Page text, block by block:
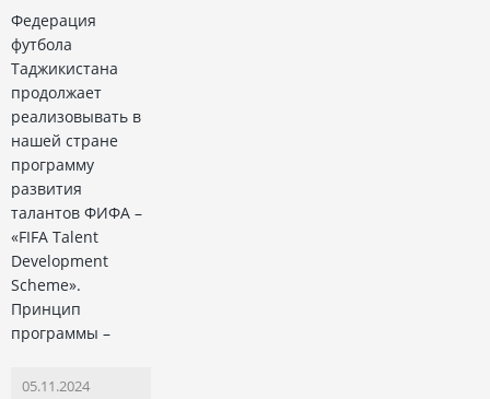
Федерация
футбола
Таджикистана
продолжает
реализовывать в
нашей стране
программу
развития
талантов ФИФА –
«FIFA Talent
Development
Scheme».
Принцип
программы –
05.11.2024